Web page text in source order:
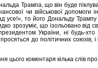
Трампа, що він буде
чи військової
усе!», то його Дональду
зрозуміє, що ізольовано від
України, ні будь-
до політичних союзів,
цього коментаря кілька слів